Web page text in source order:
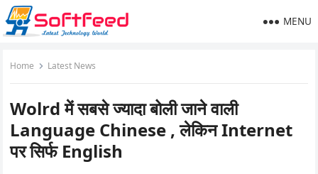
MENU
Home Latest News
Wolrd में सबसे ज्यादा बोली जाने वाली
Language Chinese , लेकिन Internet
पर सिर्फ English